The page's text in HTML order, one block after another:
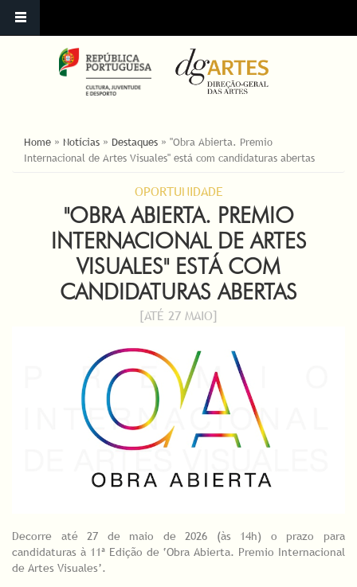
ESTÁ AQUI
Home » Notícias » Destaques » "Obra Abierta. Premio
Internacional de Artes Visuales" está com candidaturas abertas
OPORTUNIDADE
"OBRA ABIERTA. PREMIO
INTERNACIONAL DE ARTES
VISUALES" ESTÁ COM
CANDIDATURAS ABERTAS
[ATÉ 27 MAIO]
Decorre até 27 de maio de 2026 (às 14h) o prazo para
candidaturas à 11ª Edição de ‘Obra Abierta. Premio Internacional
de Artes Visuales’.